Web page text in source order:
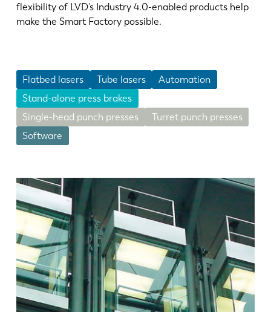
flexibility of LVD’s Industry 4.0-enabled products help
make the Smart Factory possible.
Flatbed lasers Tube lasers
Automation
Stand-alone press brakes
Single-head punch presses
Turret punch presses
Software
EN NL
FR EN-US
DE IT